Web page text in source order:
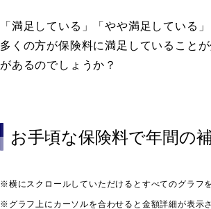
「満足している」「やや満足している
多くの方が保険料に満足していること
があるのでしょうか？
お手頃な保険料で年間の
※横にスクロールしていただけるとすべてのグラフ
※グラフ上にカーソルを合わせると金額詳細が表示さ